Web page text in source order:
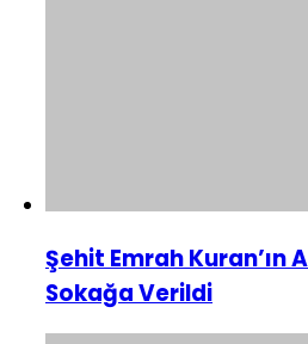
Şehit Emrah Kuran’ın
Sokağa Verildi